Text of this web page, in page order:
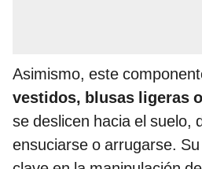
Asimismo, este
vestidos, blusas ligeras
se deslicen hacia el suelo,
ensuciarse o arrugarse.